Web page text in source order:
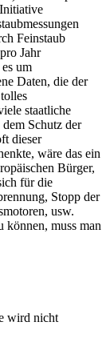
Feinstaub
Jahr
um
Daten, die der
staatliche
Schutz der
dieser
wäre das ein
Bürger,
für die
Stopp der
usw.
können, muss man
wird nicht